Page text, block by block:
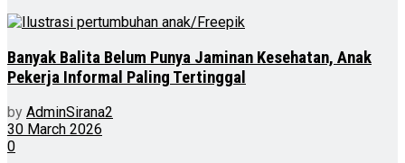
Banyak Balita Belum Punya Jaminan Kesehatan, Anak
Pekerja Informal Paling Tertinggal
by AdminSirana2
30 March 2026
0